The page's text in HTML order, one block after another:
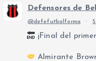
Defensores de
@defefutbolforma ·
¡Final del
Almirante